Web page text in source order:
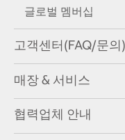
글로벌 멤버십
고객센터(FAQ/문의)
매장 & 서비스
협력업체 안내